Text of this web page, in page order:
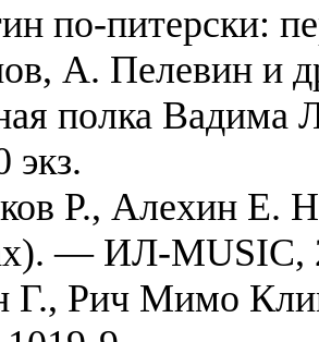
по-питерски:
А. Пелевин и
полка Вадима
экз.
Р., Алехин Е.
— ИЛ-MUSIC,
Г., Рич Мимо